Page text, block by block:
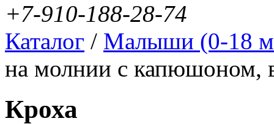
+7-910-188-28-74
Каталог / Малыши (0-18
на молнии с капюшоном,
Кроха